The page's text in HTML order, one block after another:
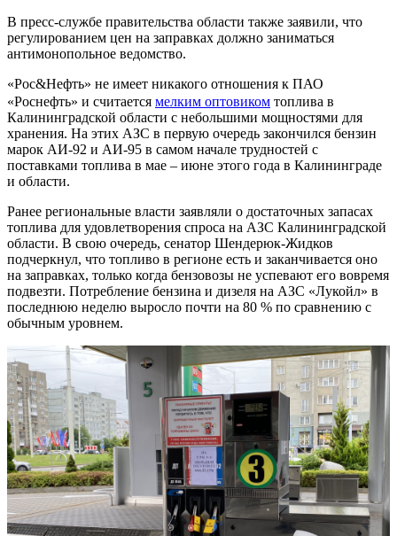
В пресс-службе правительства области также заявили, что
регулированием цен на заправках должно заниматься
антимонопольное ведомство.
«Рос&Нефть» не имеет никакого отношения к ПАО
«Роснефть» и считается мелким оптовиком топлива в
Калининградской области с небольшими мощностями для
хранения. На этих АЗС в первую очередь закончился бензин
марок АИ-92 и АИ-95 в самом начале трудностей с
поставками топлива в мае – июне этого года в Калининграде
и области.
Ранее региональные власти заявляли о достаточных запасах
топлива для удовлетворения спроса на АЗС Калининградской
области. В свою очередь, сенатор Шендерюк-Жидков
подчеркнул, что топливо в регионе есть и заканчивается оно
на заправках, только когда бензовозы не успевают его вовремя
подвезти. Потребление бензина и дизеля на АЗС «Лукойл» в
последнюю неделю выросло почти на 80 % по сравнению с
обычным уровнем.